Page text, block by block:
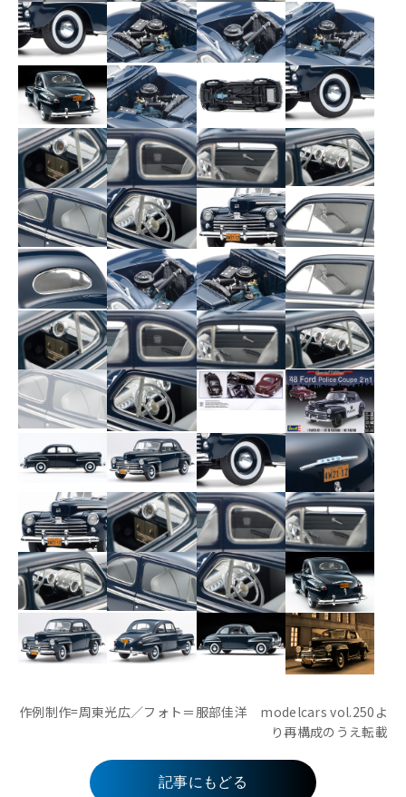
作例制作=周東光広／フォト＝服部佳洋 modelcars vol.250よ
り再構成のうえ転載
記事にもどる